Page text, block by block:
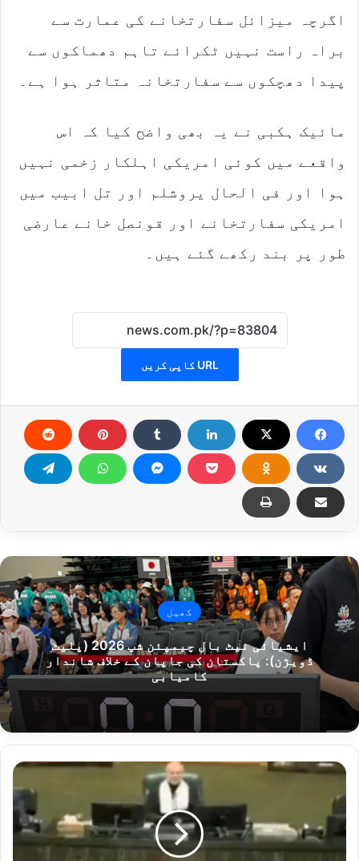
اگرچہ میزائل سفارتخانے کی عمارت سے
براہ راست نہیں ٹکرائے تاہم دھماکوں سے
پیدا دھچکوں سے سفارتخانہ متاثر ہوا ہے۔
مائیک ہکبی نے یہ بھی واضح کیا کہ اس
واقعے میں کوئی امریکی اہلکار زخمی نہیں
ہوا اور فی الحال یروشلم اور تل ابیب میں
امریکی سفارتخانے اور قونصل خانے عارضی
طور پر بند رکھے گئے ہیں۔
URL کاپی کریں
کھیل
ایشیائی نیٹ بال چیمپئن شپ 2026 (پلیٹ
ڈویژن): پاکستان کی جاپان کے خلاف شاندار
کامیابی
ا
ا
ئ